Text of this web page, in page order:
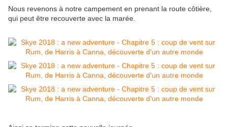
Nous revenons à notre campement en prenant la route côtière,
qui peut être recouverte avec la marée.